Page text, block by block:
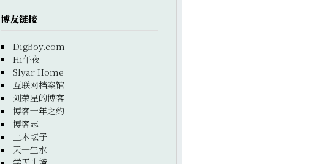
博友链接
DigBoy.com
Hi午夜
Slyar Home
互联网档案馆
刘荣星的博客
博客十年之约
博客志
土木坛子
天一生水